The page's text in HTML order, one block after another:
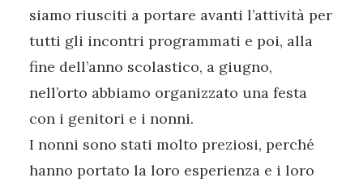
siamo riusciti a portare avanti l’attività per
tutti gli incontri programmati e poi, alla
fine dell’anno scolastico, a giugno,
nell’orto abbiamo organizzato una festa
con i genitori e i nonni.
I nonni sono stati molto preziosi, perché
hanno portato la loro esperienza e i loro